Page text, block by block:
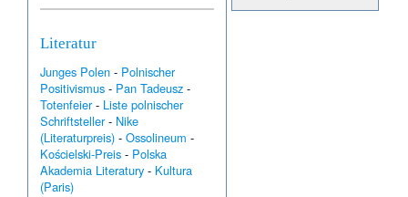
Literatur
Junges Polen - Polnischer
Positivismus - Pan Tadeusz -
Totenfeier- Liste polnischer
Schriftsteller- Nike
(Literaturpreis) -Ossolineum -
Kościelski-Preis - Polska
Akademia Literatury - Kultura
(Paris)